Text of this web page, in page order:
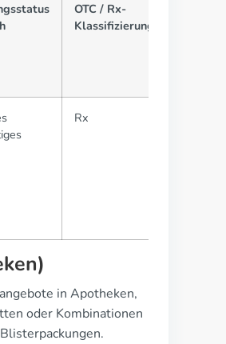
OTC / Rx-
Klassifizierung
Rx
in Apotheken,
oder Kombinationen